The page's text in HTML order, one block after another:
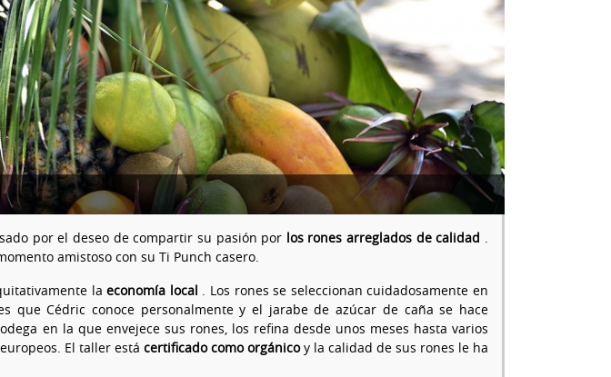
por el deseo de compartir su pasión por los rones arreglados de calidad .
amistoso con su Ti Punch casero.
laeconomía local . Los rones se seleccionan cuidadosamente en
que Cédric conoce personalmente y el jarabe de azúcar de caña se hace
en la que envejece sus rones, los refina desde unos meses hasta varios
El taller está certificado como orgánicoy la calidad de sus rones le ha